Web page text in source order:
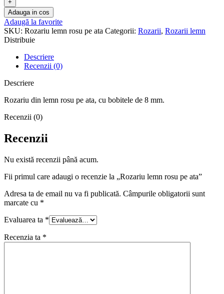
Adauga in cos
Adaugă la favorite
SKU: Rozariu lemn rosu pe ata Categorii: Rozarii, Rozarii lemn
Distribuie
Descriere
Recenzii (0)
Descriere
Rozariu din lemn rosu pe ata, cu bobitele de 8 mm.
Recenzii (0)
Recenzii
Nu există recenzii până acum.
Fii primul care adaugi o recenzie la „Rozariu lemn rosu pe ata”
Adresa ta de email nu va fi publicată. Câmpurile obligatorii sunt
marcate cu *
Evaluarea ta *
Recenzia ta *